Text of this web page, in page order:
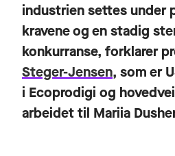
industrien settes under
kravene og en stadig
konkurranse, forklarer
Steger-Jensen, som er
i Ecoprodigi og
arbeidet til Mariia